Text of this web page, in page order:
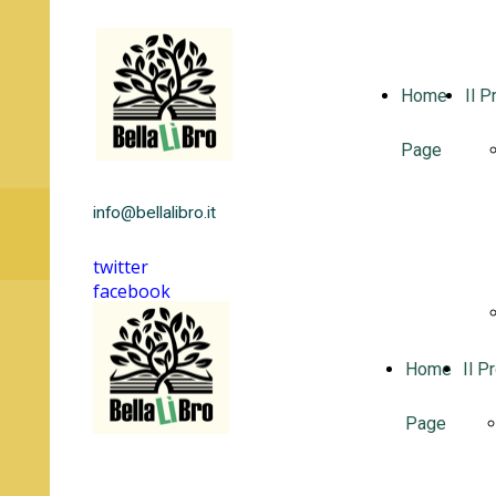
Home
Page
Il
twitter
facebook
instagram
linkedin
youtube
info@bellalibro.it
Home
Page
Il